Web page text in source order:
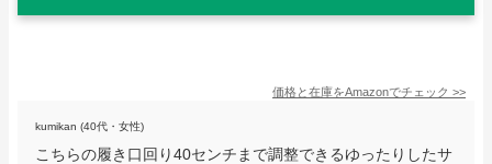
価格と在庫をAmazonでチェック >>
kumikan (40代・女性)
こちらの履き口回り40センチまで調整できるゆったりしたサ